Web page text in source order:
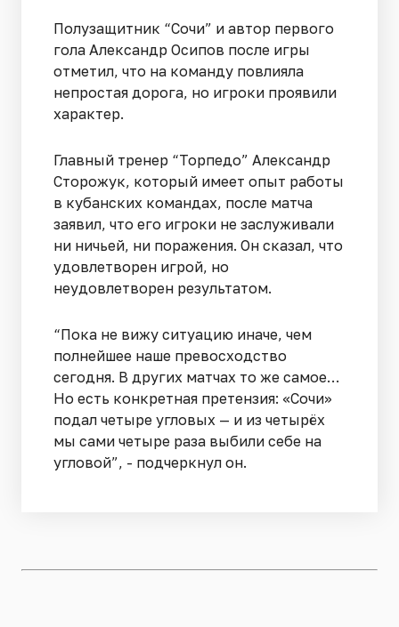
Полузащитник “Сочи” и автор первого
гола Александр Осипов после игры
отметил, что на команду повлияла
непростая дорога, но игроки проявили
характер.
Главный тренер “Торпедо” Александр
Сторожук, который имеет опыт работы
в кубанских командах, после матча
заявил, что его игроки не заслуживали
ни ничьей, ни поражения. Он сказал, что
удовлетворен игрой, но
неудовлетворен результатом.
“Пока не вижу ситуацию иначе, чем
полнейшее наше превосходство
сегодня. В других матчах то же самое…
Но есть конкретная претензия: «Сочи»
подал четыре угловых — и из четырёх
мы сами четыре раза выбили себе на
угловой”, - подчеркнул он.